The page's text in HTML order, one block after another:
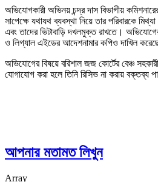
অভিযোগকারী অভিনয় চন্দ্র দাস বিভাগীয়
সাপেক্ষে যথাযথ ব্যবস্থা নিয়ে তার পরিবারকে
এবং তাদের ভিটাবাড়ি দখলমুক্ত রাখতে।
ও লিগ্যাল এইডের আদেশনামার কপিও দাখিল
অভিযোগের বিষয়ে বরিশাল জজ কোর্টের বেঞ্চ
যোগাযোগ করা হলে তিনি রিসিভ না করায় বক্তব্য
আপনার মতামত লিখুন
Array